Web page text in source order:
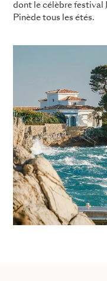
dont le célèbre festival
Pinède tous les étés.